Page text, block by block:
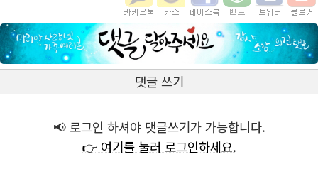
댓글 쓰기
📢 로그인 하셔야 댓글쓰기가 가능합니다.
👉 여기를 눌러 로그인하세요.